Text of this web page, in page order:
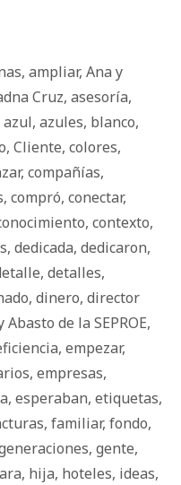
, ampliar, Ana y
Cruz, asesoría,
azul, azules, blanco,
, Cliente, colores,
, compañías,
, compró, conectar,
, contexto,
, dedicada, dedicaron,
, detalles,
, dinero, director
de la SEPROE,
, empezar,
, empresas,
, esperaban, etiquetas,
, familiar, fondo,
, gente,
, hija, hoteles, ideas,